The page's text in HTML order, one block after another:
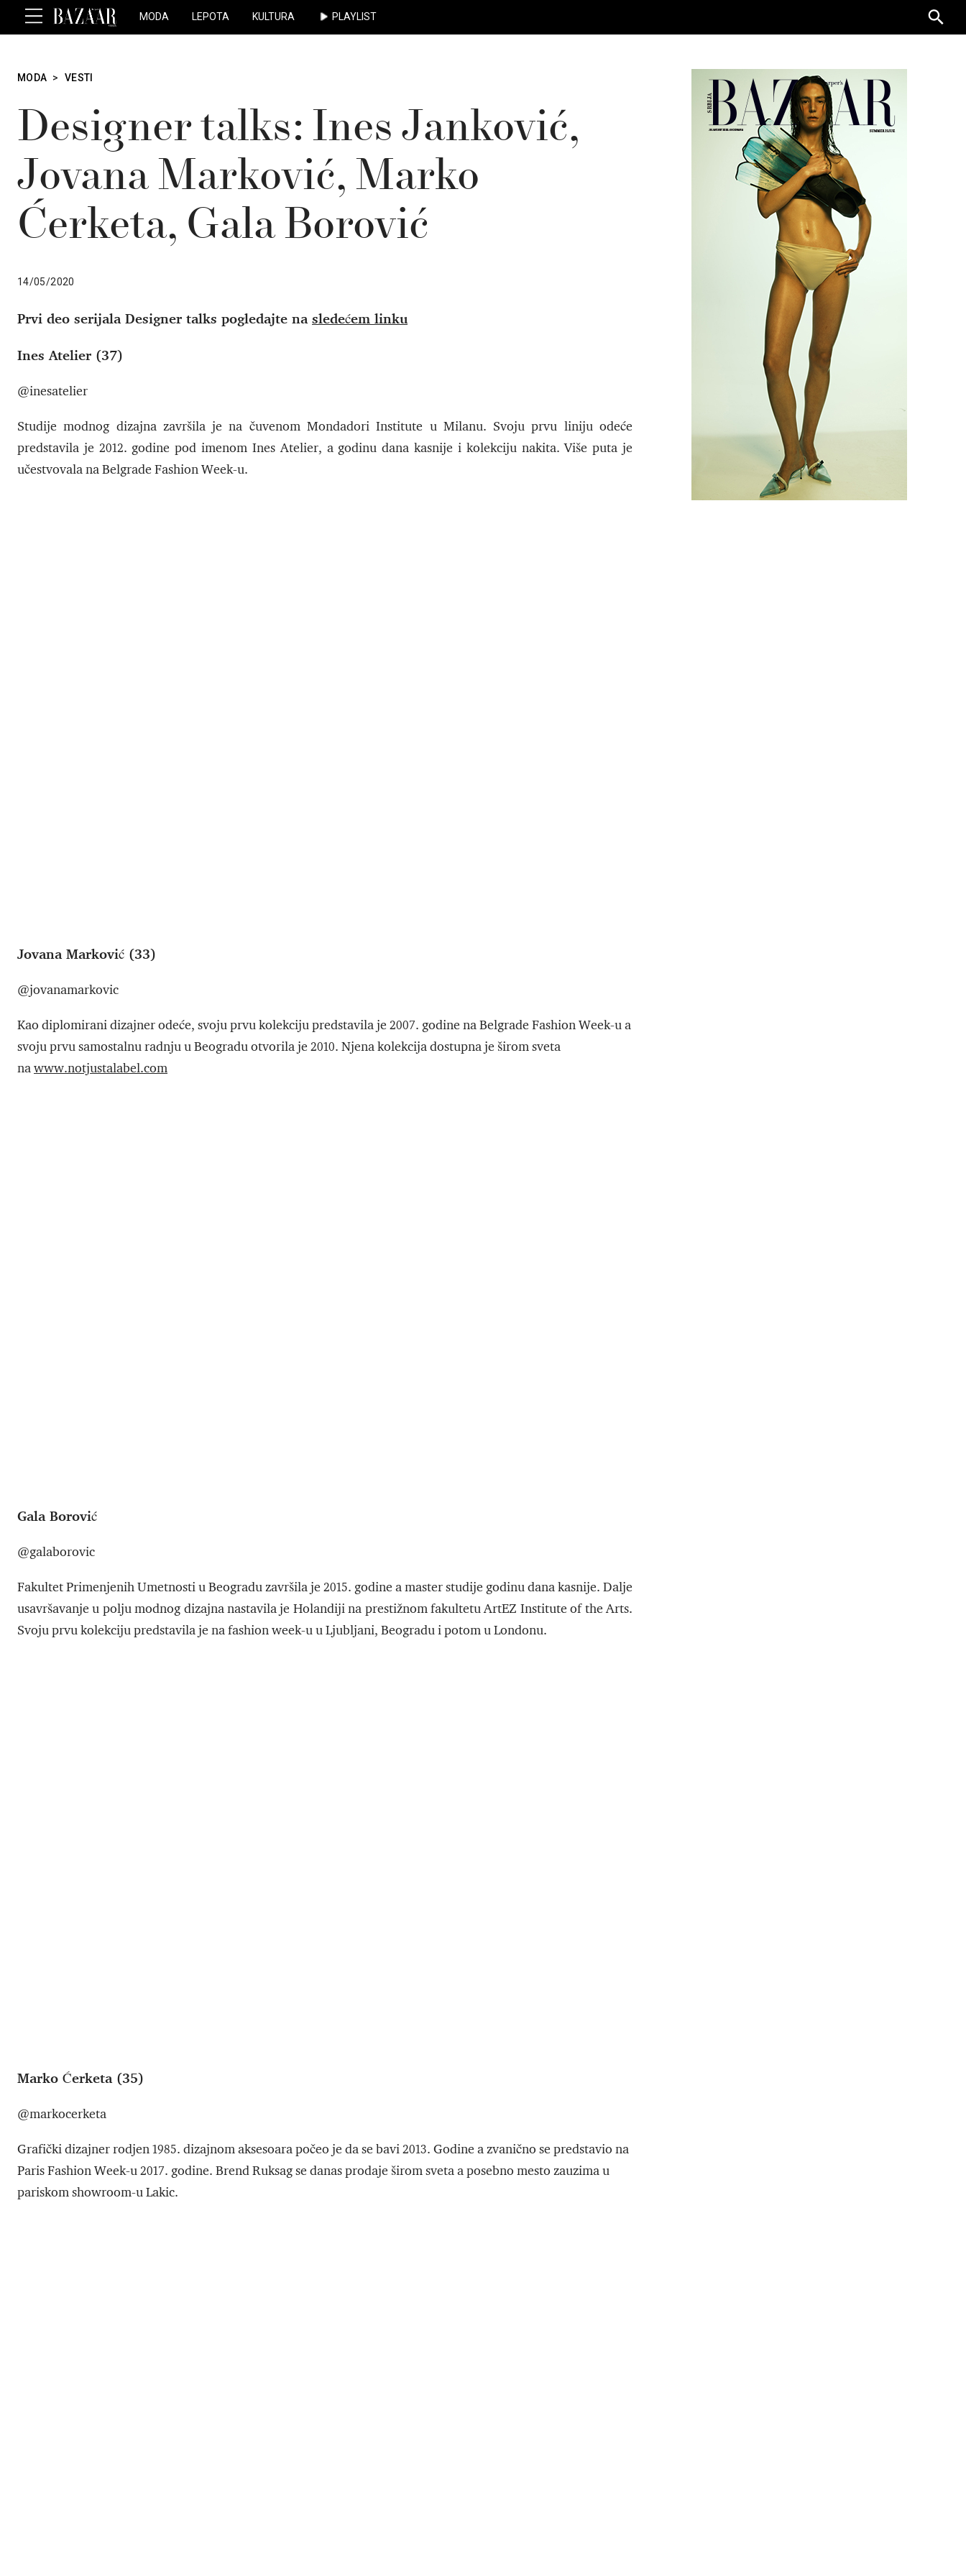
MODA LEPOTA KULTURA PLAYLIST
for:
MODA > VESTI
Designer talks: Ines Janković,
Jovana Marković, Marko
Ćerketa, Gala Borović
14/05/2020
Prvi deo serijala Designer talks pogledajte na sledećem linku
Ines Atelier (37)
@inesatelier
Studije modnog dizajna završila je na čuvenom Mondadori Institute u Milanu. Svoju prvu liniju odeće
predstavila je 2012. godine pod imenom Ines Atelier, a godinu dana kasnije i kolekciju nakita. Više puta je
učestvovala na Belgrade Fashion Week-u.
Jovana Marković (33)
@jovanamarkovic
Kao diplomirani dizajner odeće, svoju prvu kolekciju predstavila je 2007. godine na Belgrade Fashion Week-u a
svoju prvu samostalnu radnju u Beogradu otvorila je 2010. Njena kolekcija dostupna je širom sveta
nawww.notjustalabel.com
Gala Borović
@galaborovic
Fakultet Primenjenih Umetnosti u Beogradu završila je 2015. godine a master studije godinu dana kasnije. Dalje
usavršavanje u polju modnog dizajna nastavila je Holandiji na prestižnom fakultetu ArtEZ Institute of the Arts.
Svoju prvu kolekciju predstavila je na fashion week-u u Ljubljani, Beogradu i potom u Londonu.
Marko Ćerketa (35)
@markocerketa
Grafički dizajner rodjen 1985. dizajnom aksesoara počeo je da se bavi 2013. Godine a zvanično se predstavio na
Paris Fashion Week-u 2017. godine. Brend Ruksag se danas prodaje širom sveta a posebno mesto zauzima u
pariskom showroom-u Lakic.